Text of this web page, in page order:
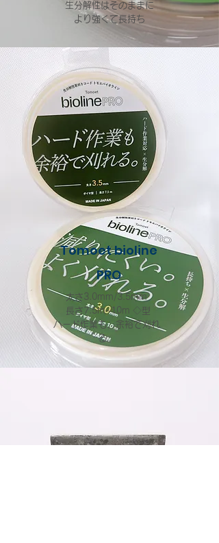
生分解性はそのままに
​より強くて長持ち
Tomoet bioline
PRO
太さ3.0mm/3.5mm
長さ7.5m~10m
◇型
ハード作業も、余裕で刈れ
る。